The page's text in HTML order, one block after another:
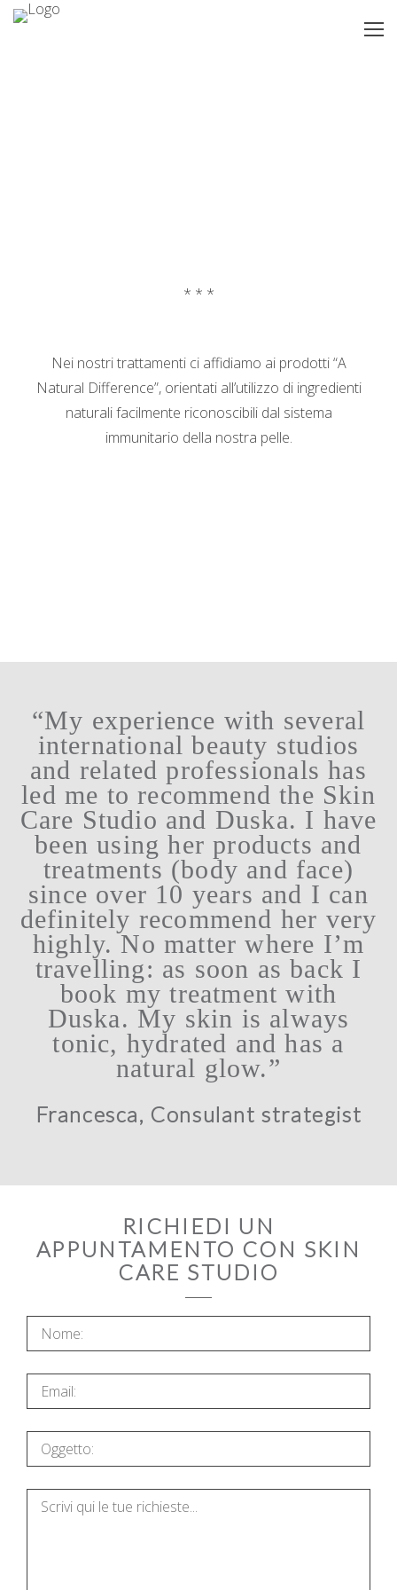
* * *
Nei nostri trattamenti ci affidiamo ai prodotti “A
Natural Difference”, orientati all’utilizzo di ingredienti
naturali facilmente riconoscibili dal sistema
immunitario della nostra pelle.
“My experience with several
international beauty studios
and related professionals has
led me to recommend the Skin
Care Studio and Duska. I have
been using her products and
treatments (body and face)
since over 10 years and I can
definitely recommend her very
highly. No matter where I’m
travelling: as soon as back I
book my treatment with
Duska. My skin is always
tonic, hydrated and has a
natural glow.”
Francesca, Consulant strategist
RICHIEDI UN
APPUNTAMENTO CON SKIN
CARE STUDIO